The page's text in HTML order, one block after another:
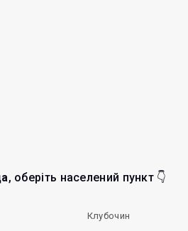
, оберіть населений пункт 👇
Клубочин